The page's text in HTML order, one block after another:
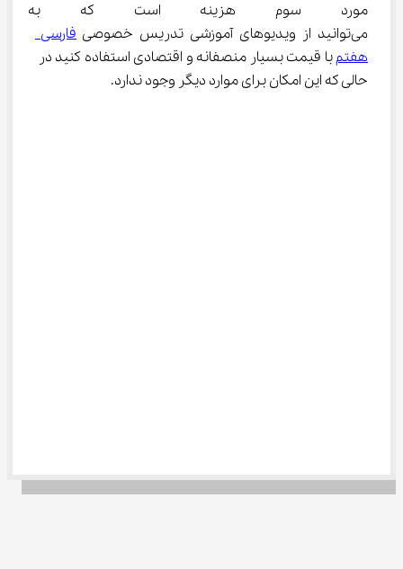
مورد سوم هزینه است که به
می‌توانید از ویدیوهای آموزشی تدریس خصوصی
فارسی
هفتم با قیمت بسیار منصفانه و اقتصادی استفاده کنید در
حالی که این امکان برای موارد دیگر وجود ندارد.